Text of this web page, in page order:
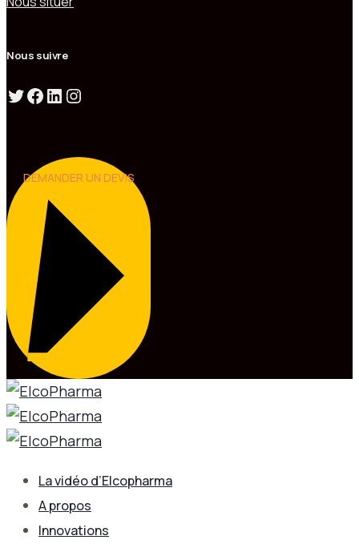
Nous suivre
Twitter
Facebook
LinkedIn
Instagram
DEMANDER UN DEVIS
La vidéo d’Elcopharma
A propos
Innovations